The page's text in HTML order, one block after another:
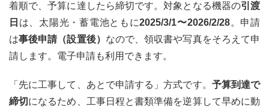
池補
助金
をし
っか
り受
け取
は
着順で、予算に達したら締切です。対象となる機器の引渡
日 は、太陽光・蓄電池ともに2025/3/1〜2026/2/28。申請
は事後申請（設置後） なので、領収書や写真をそろえて申
請します。電子申請も利用できます。
「先に工事して、あとで申請する」方式です。 予算到達で
締切 になるため、工事日程と書類準備を逆算して早めに動